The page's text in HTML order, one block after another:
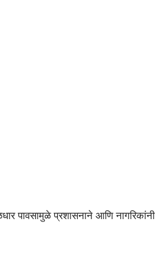
पावसामुळे प्रशासनाने आणि नागरिकांनी